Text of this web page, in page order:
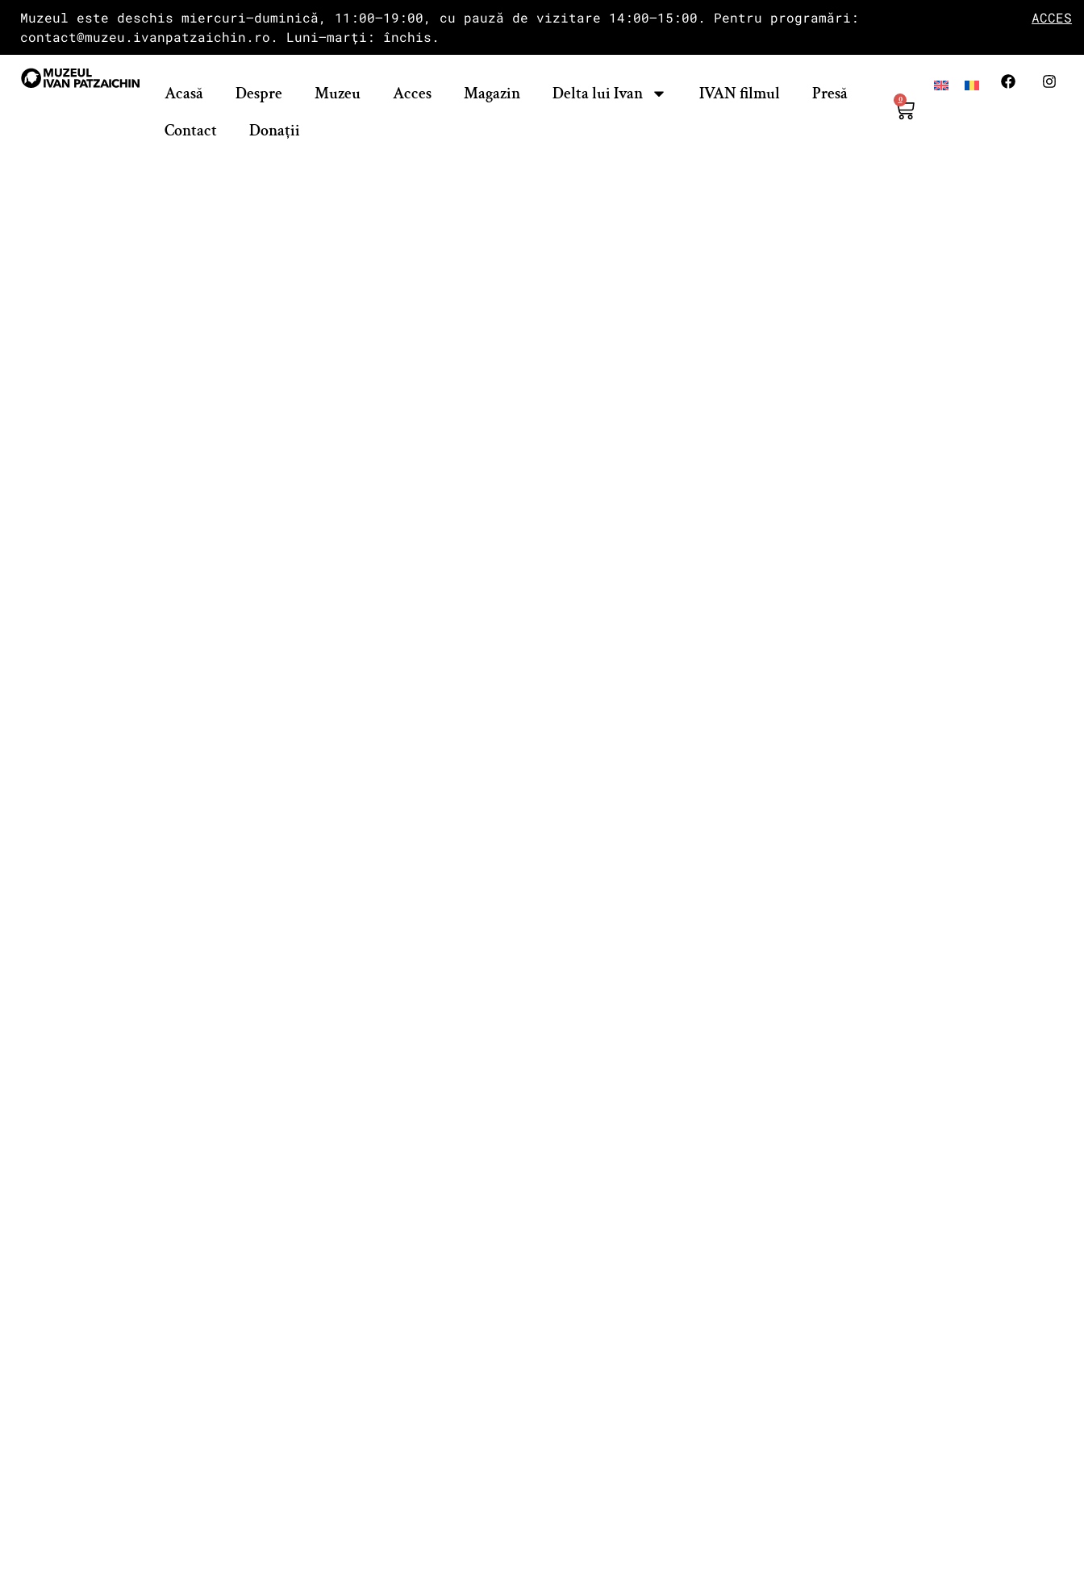
Muzeul este deschis miercuri–duminică, 11:00–19:00, cu pauză de vizitare 14:00–15:00. Pentru programări:
contact@muzeu.ivanpatzaichin.ro. Luni–marți: închis.
ACCES
Acasă Despre Muzeu Acces Magazin Delta lui Ivan IVAN filmul
Presă
Contact
Donații
0